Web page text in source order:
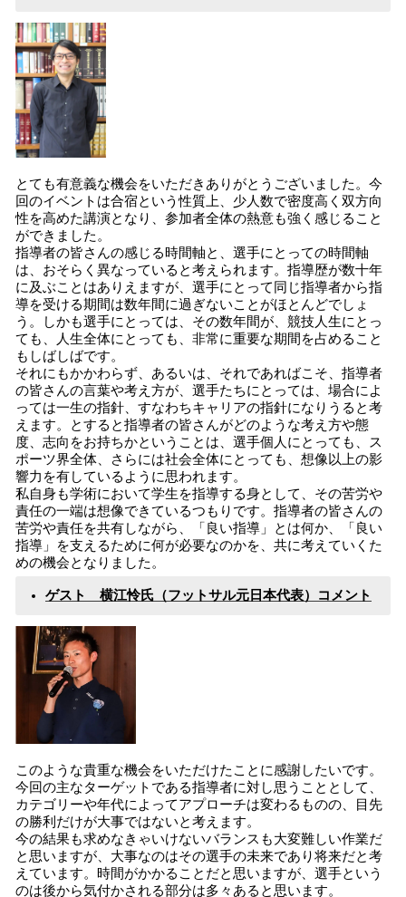
とても有意義な機会をいただきありがとうございました。今
回のイベントは合宿という性質上、少人数で密度高く双方向
性を高めた講演となり、参加者全体の熱意も強く感じること
ができました。
指導者の皆さんの感じる時間軸と、選手にとっての時間軸
は、おそらく異なっていると考えられます。指導歴が数十年
に及ぶことはありえますが、選手にとって同じ指導者から指
導を受ける期間は数年間に過ぎないことがほとんどでしょ
う。しかも選手にとっては、その数年間が、競技人生にとっ
ても、人生全体にとっても、非常に重要な期間を占めること
もしばしばです。
それにもかかわらず、あるいは、それであればこそ、指導者
の皆さんの言葉や考え方が、選手たちにとっては、場合によ
っては一生の指針、すなわちキャリアの指針になりうると考
えます。とすると指導者の皆さんがどのような考え方や態
度、志向をお持ちかということは、選手個人にとっても、ス
ポーツ界全体、さらには社会全体にとっても、想像以上の影
響力を有しているように思われます。
私自身も学術において学生を指導する身として、その苦労や
責任の一端は想像できているつもりです。指導者の皆さんの
苦労や責任を共有しながら、「良い指導」とは何か、「良い
指導」を支えるために何が必要なのかを、共に考えていくた
めの機会となりました。
ゲスト 横江怜氏（フットサル元日本代表）コメント
このような貴重な機会をいただけたことに感謝したいです。
今回の主なターゲットである指導者に対し思うこととして、
カテゴリーや年代によってアプローチは変わるものの、目先
の勝利だけが大事ではないと考えます。
今の結果も求めなきゃいけないバランスも大変難しい作業だ
と思いますが、大事なのはその選手の未来であり将来だと考
えています。時間がかかることだと思いますが、選手という
のは後から気付かされる部分は多々あると思います。